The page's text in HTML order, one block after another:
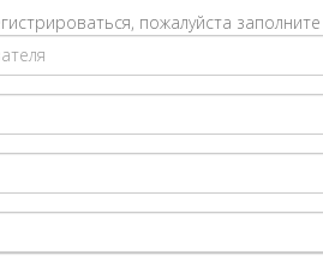
пожалуйста